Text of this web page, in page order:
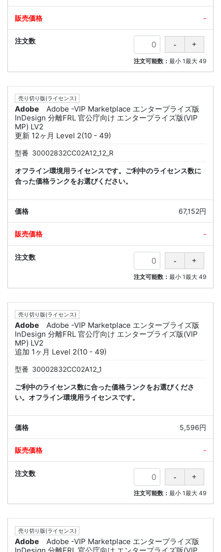
-
注文可能数： 最小 1最大 49
売り切り版(ライセンス)
Adobe
Adobe -VIP Marketplace エンタープライズ版
InDesign 分離FRL 官公庁向け エンタープライズ版(VIP
MP) LV2
更新 12ヶ月 Level 2(10 - 49)
型番 30002832CC02A12_12_R
オフライン環境用ライセンスです。ご利中のライセンス数に
合った価格ランクをお選びください。
67,152円
-
注文可能数： 最小 1最大 49
売り切り版(ライセンス)
Adobe
Adobe -VIP Marketplace エンタープライズ版
InDesign 分離FRL 官公庁向け エンタープライズ版(VIP
MP) LV2
追加 1ヶ月 Level 2(10 - 49)
型番 30002832CC02A12_1
ご利中のライセンス数に合った価格ランクをお選びくださ
い。オフライン環境用ライセンスです。
5,596円
-
注文可能数： 最小 1最大 49
売り切り版(ライセンス)
Adobe
Adobe -VIP Marketplace エンタープライズ版